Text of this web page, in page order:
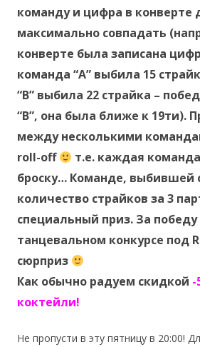
команду и цифра в конверте
максимально совпадать
конверте была записана
команда “А” выбила 15
“В” выбила 22 страйка –
“В”, она была ближе к 19ти).
между несколькими
roll-off
т.е. каждая
броску… Команде, выбившей
количество страйков за 3
специальный приз. За победу
танцевальном конкурсе под
сюрприз
Как обычно радуем скидкой -
коктейли!
Не пропусти в эту пятницу в 20:00!